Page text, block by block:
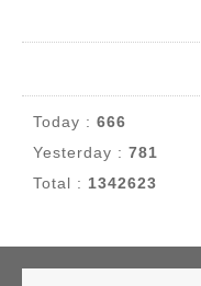
Today : 666
Yesterday : 781
Total : 1342623